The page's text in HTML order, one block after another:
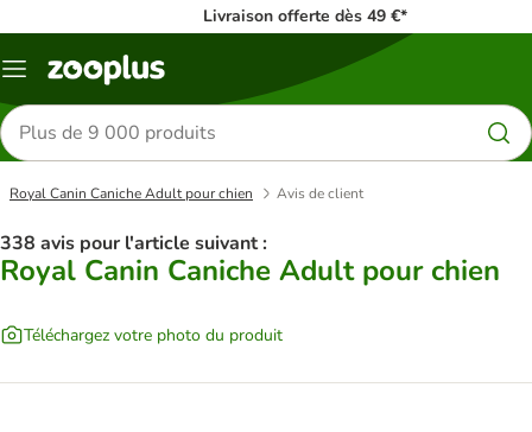
Livraison offerte dès 49 €*
Menu
Rechercher
des
produits
Royal Canin Caniche Adult pour chien Avis de client
338 avis pour l'article suivant :
Royal Canin Caniche Adult pour chien
Téléchargez votre photo du produit